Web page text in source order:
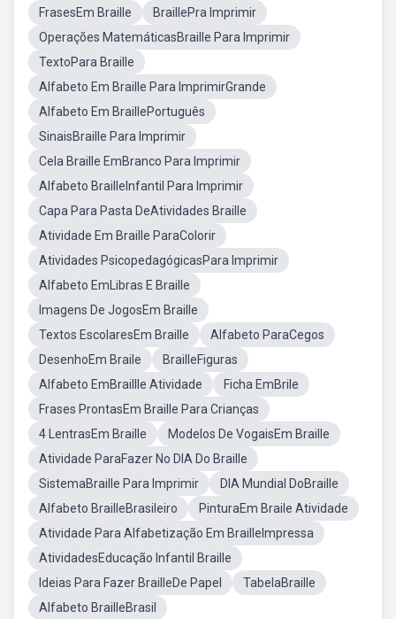
FrasesEm Braille
BraillePra Imprimir
Operações MatemáticasBraille Para Imprimir
TextoPara Braille
Alfabeto Em Braille Para ImprimirGrande
Alfabeto Em BraillePortuguês
SinaisBraille Para Imprimir
Cela Braille EmBranco Para Imprimir
Alfabeto BrailleInfantil Para Imprimir
Capa Para Pasta DeAtividades Braille
Atividade Em Braille ParaColorir
Atividades PsicopedagógicasPara Imprimir
Alfabeto EmLibras E Braille
Imagens De JogosEm Braille
Textos EscolaresEm Braille
Alfabeto ParaCegos
DesenhoEm Braile
BrailleFiguras
Alfabeto EmBraillle Atividade
Ficha EmBrile
Frases ProntasEm Braille Para Crianças
4 LentrasEm Braille
Modelos De VogaisEm Braille
Atividade ParaFazer No DIA Do Braille
SistemaBraille Para Imprimir
DIA Mundial DoBraille
Alfabeto BrailleBrasileiro
PinturaEm Braile Atividade
Atividade Para Alfabetização Em BrailleImpressa
AtividadesEducação Infantil Braille
Ideias Para Fazer BrailleDe Papel
TabelaBraille
Alfabeto BrailleBrasil